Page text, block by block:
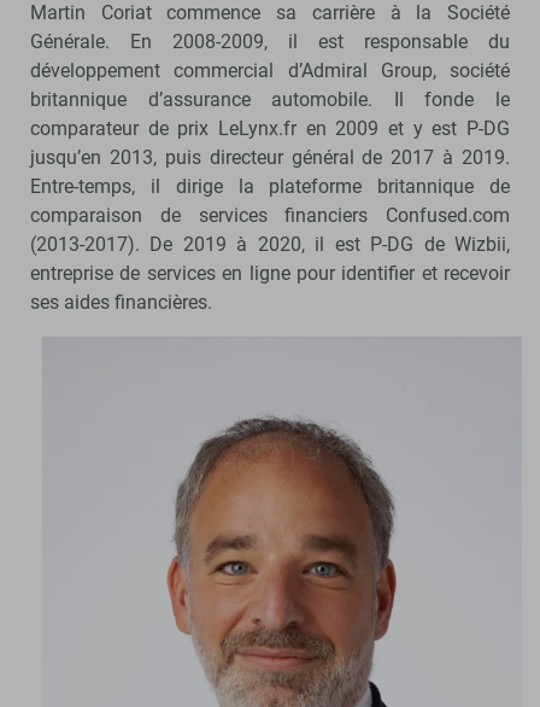
Martin Coriat commence sa carrière à la Société
Générale. En 2008-2009, il est responsable du
développement commercial d’Admiral Group, société
britannique d’assurance automobile. Il fonde le
comparateur de prix LeLynx.fr en 2009 et y est P-DG
jusqu’en 2013, puis directeur général de 2017 à 2019.
Entre-temps, il dirige la plateforme britannique de
comparaison de services financiers Confused.com
(2013-2017). De 2019 à 2020, il est P-DG de Wizbii,
entreprise de services en ligne pour identifier et recevoir
ses aides financières.